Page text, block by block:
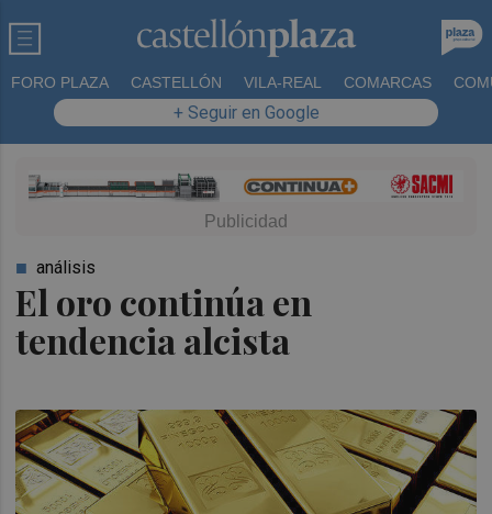
FORO PLAZA CASTELLÓN VILA-REAL COMARCAS
+ Seguir en Google
El oro continúa en
tendencia alcista
análisis